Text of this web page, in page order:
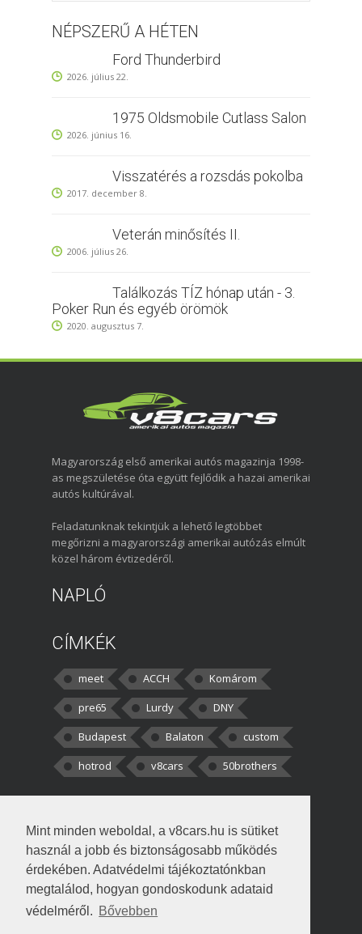
Mint minden weboldal, a v8cars.hu is sütiket
használ a jobb és biztonságosabb működés
érdekében. Adatvédelmi tájékoztatónkban
megtalálod, hogyan gondoskodunk adataid
védelméről. Bővebben
NÉPSZERŰ A HÉTEN
Ford Thunderbird
2026. július 22.
1975 Oldsmobile Cutlass Salon
2026. június 16.
Visszatérés a rozsdás pokolba
2017. december 8.
Veterán minősítés II.
2006. július 26.
Találkozás TÍZ hónap után - 3.
Poker Run és egyéb örömök
2020. augusztus 7.
Magyarország első amerikai autós magazinja 1998-
as megszületése óta együtt fejlődik a hazai amerikai
autós kultúrával.
Feladatunknak tekintjük a lehető legtöbbet
megőrizni a magyarországi amerikai autózás elmúlt
közel három évtizedéről.
NAPLÓ
CÍMKÉK
meet ACCH
Komárom
pre65
Lurdy
DNY
Budapest
Balaton
custom
hotrod
v8cars 50brothers
kortisz:Elszúrtam! Én csak két
darabbaal számoltam. Nem tudtam, hogy fél autót,
Béke:
!fasza Örültem is nagyon, amikor